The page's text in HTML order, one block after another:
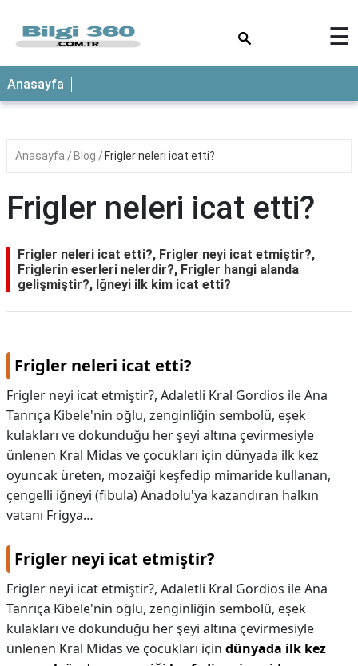
ANASAYFA
☰
Anasayfa
Anasayfa Blog Frigler neleri icat etti?
Frigler neleri icat etti?
Frigler neleri icat etti?, Frigler neyi icat etmiştir?,
Friglerin eserleri nelerdir?, Frigler hangi alanda
gelişmiştir?, Iğneyi ilk kim icat etti?
Frigler neleri icat etti?
Frigler neyi icat etmiştir?, Adaletli Kral Gordios ile Ana
Tanrıça Kibele'nin oğlu, zenginliğin sembolü, eşek
kulakları ve dokunduğu her şeyi altına çevirmesiyle
ünlenen Kral Midas ve çocukları için dünyada ilk kez
oyuncak üreten, mozaiği keşfedip mimaride kullanan,
çengelli iğneyi (fibula) Anadolu'ya kazandıran halkın
vatanı Frigya…
Frigler neyi icat etmiştir?
Frigler neyi icat etmiştir?, Adaletli Kral Gordios ile Ana
Tanrıça Kibele'nin oğlu, zenginliğin sembolü, eşek
kulakları ve dokunduğu her şeyi altına çevirmesiyle
ünlenen Kral Midas ve çocukları için dünyada ilk kez